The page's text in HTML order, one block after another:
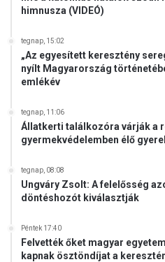
himnusza (VIDEÓ)
tegnap, 15:02
„Az egyesített keresztény
nyílt Magyarország
emlékév
tegnap, 11:06
Állatkerti találkozóra várják a
gyermekvédelemben élő
tegnap, 08:08
Ungváry Zsolt: A felelősség
döntéshozót kiválasztják
Péntek 17:40
Felvették őket magyar
kapnak ösztöndíjat a